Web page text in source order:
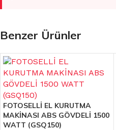
Benzer Ürünler
FOTOSELLİ EL KURUTMA
MAKİNASI ABS GÖVDELİ 1500
WATT (GSQ150)